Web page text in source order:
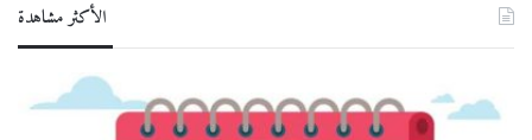
الأكثر مشاهدة